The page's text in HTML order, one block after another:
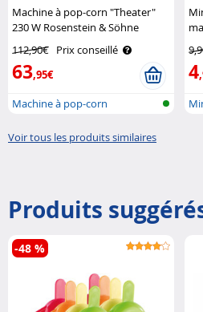
Machine à pop-corn "Theater"
230 W Rosenstein & Söhne
112,90€ Prix conseillé
63,95€
Machine à pop-corn
4
Voir tous les produits similaires
Produits
-48 %